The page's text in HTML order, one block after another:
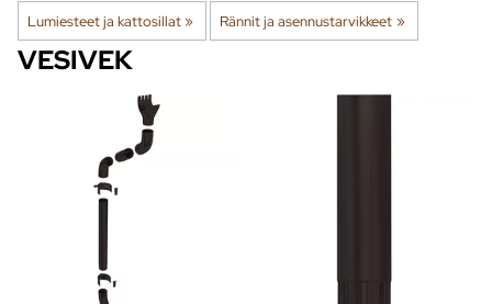
Lumiesteet ja kattosillat‪» Rännit ja asennustarvikkeet ‪»
VESIVEK